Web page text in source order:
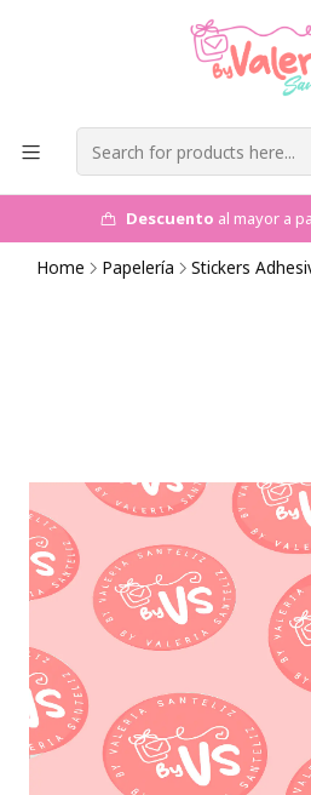
Descuento al mayor a
Home Papelería Stickers